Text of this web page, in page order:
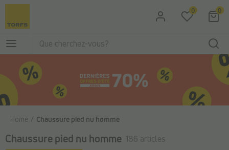
Passer au contenu principal 0 0
Home Chaussure pied nu homme
Chaussure pied nu homme 186 articles